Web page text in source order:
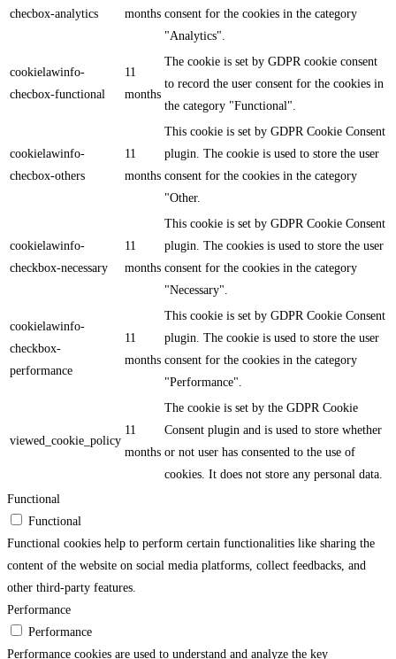
checbox-analytics
months consent for the cookies in the category
"Analytics".
cookielawinfo-
checbox-functional
11
months
The cookie is set by GDPR cookie consent
to record the user consent for the cookies in
the category "Functional".
cookielawinfo-
checbox-others
11
months
This cookie is set by GDPR Cookie Consent
plugin. The cookie is used to store the user
consent for the cookies in the category
"Other.
cookielawinfo-
checkbox-necessary
11
months
This cookie is set by GDPR Cookie Consent
plugin. The cookies is used to store the user
consent for the cookies in the category
"Necessary".
cookielawinfo-
checkbox-
performance
11
months
This cookie is set by GDPR Cookie Consent
plugin. The cookie is used to store the user
consent for the cookies in the category
"Performance".
viewed_cookie_policy
11
months
The cookie is set by the GDPR Cookie
Consent plugin and is used to store whether
or not user has consented to the use of
cookies. It does not store any personal data.
Functional
Functional
Functional cookies help to perform certain functionalities like sharing the
content of the website on social media platforms, collect feedbacks, and
other third-party features.
Performance
Performance
Performance cookies are used to understand and analyze the key